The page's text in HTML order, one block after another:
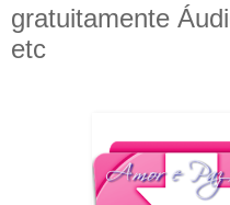
gratuitamente
etc